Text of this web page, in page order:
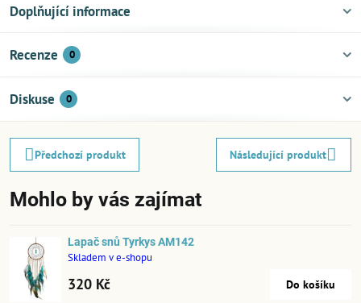
Doplňující informace
Recenze 0
Diskuse 0
Předchozí produkt Následující produkt
Mohlo by vás zajímat
Lapač snů Tyrkys AM142
Skladem v e-shopu
320 Kč Do košíku